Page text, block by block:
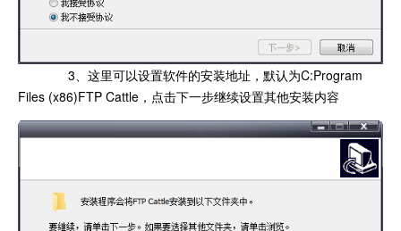
3、这里可以设置软件的安装地址，默认为C:Program
Files (x86)FTP Cattle，点击下一步继续设置其他安装内容